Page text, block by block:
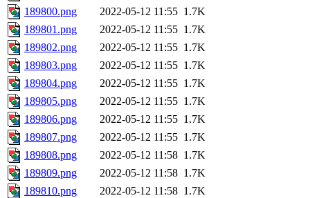
189800.png
2022-05-12 11:55 1.7K
189801.png
2022-05-12 11:55 1.7K
189802.png
2022-05-12 11:55 1.7K
189803.png
2022-05-12 11:55 1.7K
189804.png
2022-05-12 11:55 1.7K
189805.png
2022-05-12 11:55 1.7K
189806.png
2022-05-12 11:55 1.7K
189807.png
2022-05-12 11:55 1.7K
189808.png
2022-05-12 11:58 1.7K
189809.png
2022-05-12 11:58 1.7K
189810.png
2022-05-12 11:58 1.7K